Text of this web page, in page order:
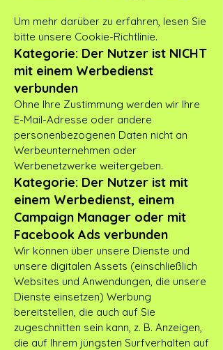
Um mehr darüber zu erfahren, lesen Sie
bitte unsere Cookie-Richtlinie.
Kategorie: Der Nutzer ist NICHT
mit einem Werbedienst
verbunden
Ohne Ihre Zustimmung werden wir Ihre
E-Mail-Adresse oder andere
personenbezogenen Daten nicht an
Werbeunternehmen oder
Werbenetzwerke weitergeben.
Kategorie: Der Nutzer ist mit
einem Werbedienst, einem
Campaign Manager oder mit
Facebook Ads verbunden
Wir können über unsere Dienste und
unsere digitalen Assets (einschließlich
Websites und Anwendungen, die unsere
Dienste einsetzen) Werbung
bereitstellen, die auch auf Sie
zugeschnitten sein kann, z. B. Anzeigen,
die auf Ihrem jüngsten Surfverhalten auf